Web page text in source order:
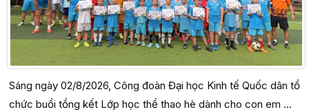
Sáng ngày 02/8/2026, Công đoàn Đại học Kinh tế Quốc dân tổ
chức buổi tổng kết Lớp học thể thao hè dành cho con em ...